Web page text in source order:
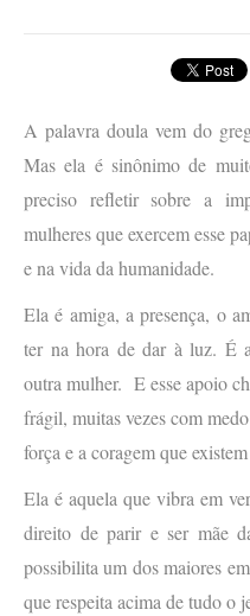
A palavra doula vem do
Mas ela é sinônimo de
preciso refletir sobre a
mulheres que exercem esse
e na vida da humanidade.
Ela é amiga, a presença, o
ter na hora de dar à luz. É
outra mulher. E esse apoio
frágil, muitas vezes com
força e a coragem que
Ela é aquela que vibra em
direito de parir e ser mãe
possibilita um dos maiores
que respeita acima de tudo o